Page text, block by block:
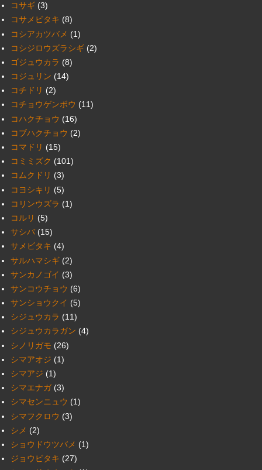
コサギ (3)
コサメビタキ (8)
コシアカツバメ (1)
コシジロウズラシギ (2)
ゴジュウカラ (8)
コジュリン (14)
コチドリ (2)
コチョウゲンボウ (11)
コハクチョウ (16)
コブハクチョウ (2)
コマドリ (15)
コミミズク (101)
コムクドリ (3)
コヨシキリ (5)
コリンウズラ (1)
コルリ (5)
サシバ (15)
サメビタキ (4)
サルハマシギ (2)
サンカノゴイ (3)
サンコウチョウ (6)
サンショウクイ (5)
シジュウカラ (11)
シジュウカラガン (4)
シノリガモ (26)
シマアオジ (1)
シマアジ (1)
シマエナガ (3)
シマセンニュウ (1)
シマフクロウ (3)
シメ (2)
ショウドウツバメ (1)
ジョウビタキ (27)